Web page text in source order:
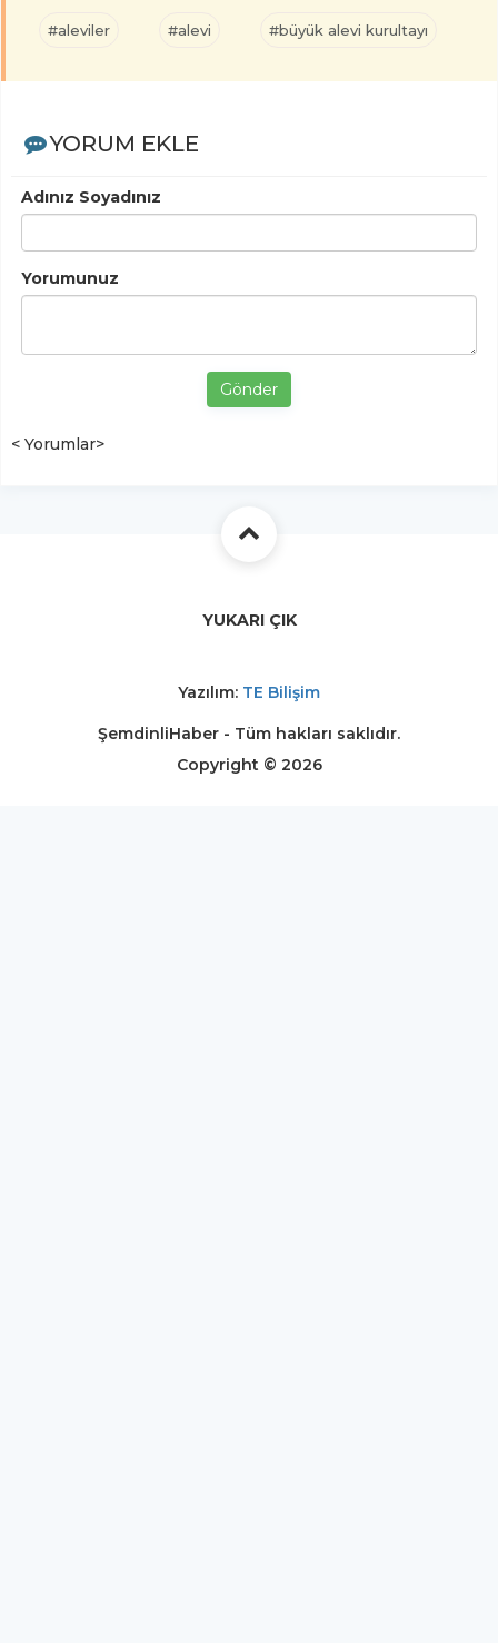
#aleviler #alevi #büyük alevi kurultayı
YORUM EKLE
Adınız Soyadınız
Yorumunuz
Gönder
< Yorumlar>
YUKARI ÇIK
Yazılım: TE Bilişim
ŞemdinliHaber - Tüm hakları saklıdır.
Copyright © 2026